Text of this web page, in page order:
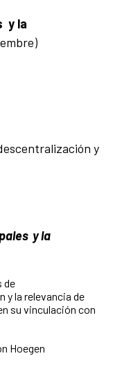
y la
y
y la
de
y la relevancia de
su vinculación con
Hoegen